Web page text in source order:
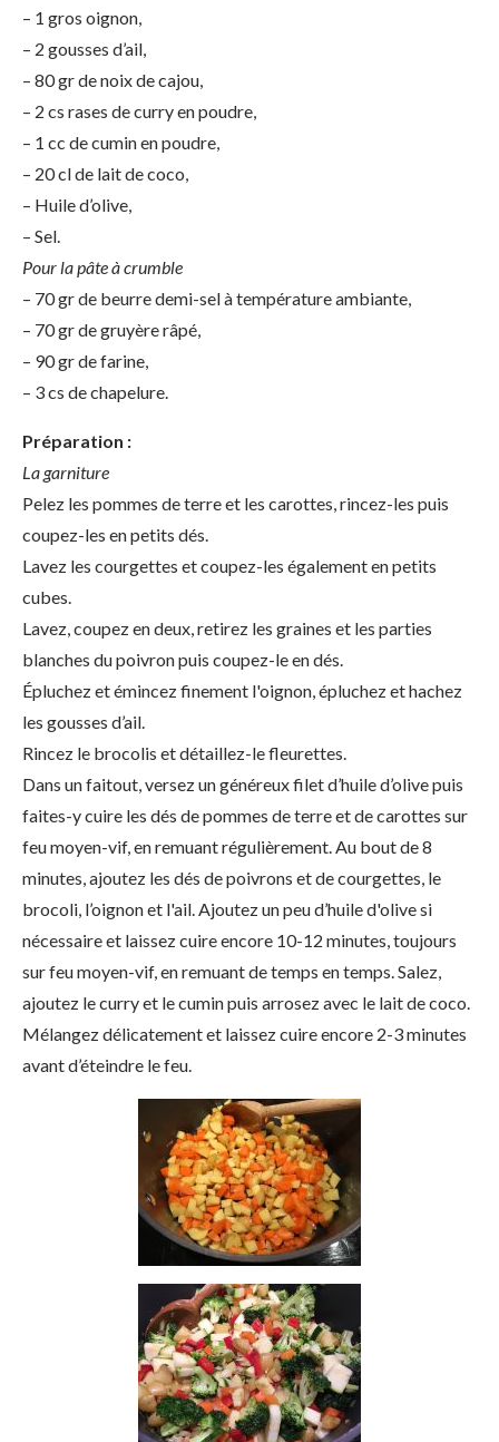
– 1 gros oignon,
– 2 gousses d’ail,
– 80 gr de noix de cajou,
– 2 cs rases de curry en poudre,
– 1 cc de cumin en poudre,
– 20 cl de lait de coco,
– Huile d’olive,
– Sel.
Pour la pâte à crumble
– 70 gr de beurre demi-sel à température ambiante,
– 70 gr de gruyère râpé,
– 90 gr de farine,
– 3 cs de chapelure.
Préparation :
La garniture
Pelez les pommes de terre et les carottes, rincez-les puis
coupez-les en petits dés.
Lavez les courgettes et coupez-les également en petits
cubes.
Lavez, coupez en deux, retirez les graines et les parties
blanches du poivron puis coupez-le en dés.
Épluchez et émincez finement l'oignon, épluchez et hachez
les gousses d’ail.
Rincez le brocolis et détaillez-le fleurettes.
Dans un faitout, versez un généreux filet d’huile d’olive puis
faites-y cuire les dés de pommes de terre et de carottes sur
feu moyen-vif, en remuant régulièrement. Au bout de 8
minutes, ajoutez les dés de poivrons et de courgettes, le
brocoli, l’oignon et l'ail. Ajoutez un peu d’huile d'olive si
nécessaire et laissez cuire encore 10-12 minutes, toujours
sur feu moyen-vif, en remuant de temps en temps. Salez,
ajoutez le curry et le cumin puis arrosez avec le lait de coco.
Mélangez délicatement et laissez cuire encore 2-3 minutes
avant d’éteindre le feu.